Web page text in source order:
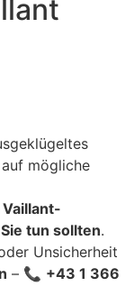
mögliche
tun sollten.
Unsicherheit
– 📞 +43 1 366